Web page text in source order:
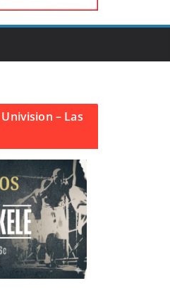
Univision – Las